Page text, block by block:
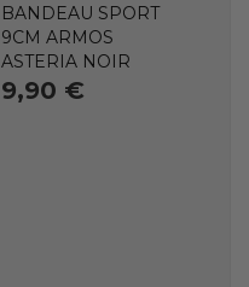
BANDEAU SPORT
9CM ARMOS
ASTERIA NOIR
9,90 €